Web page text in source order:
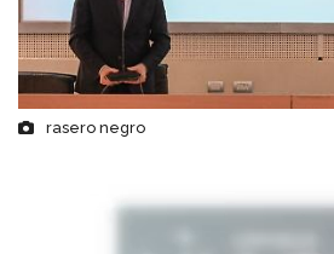
rasero negro